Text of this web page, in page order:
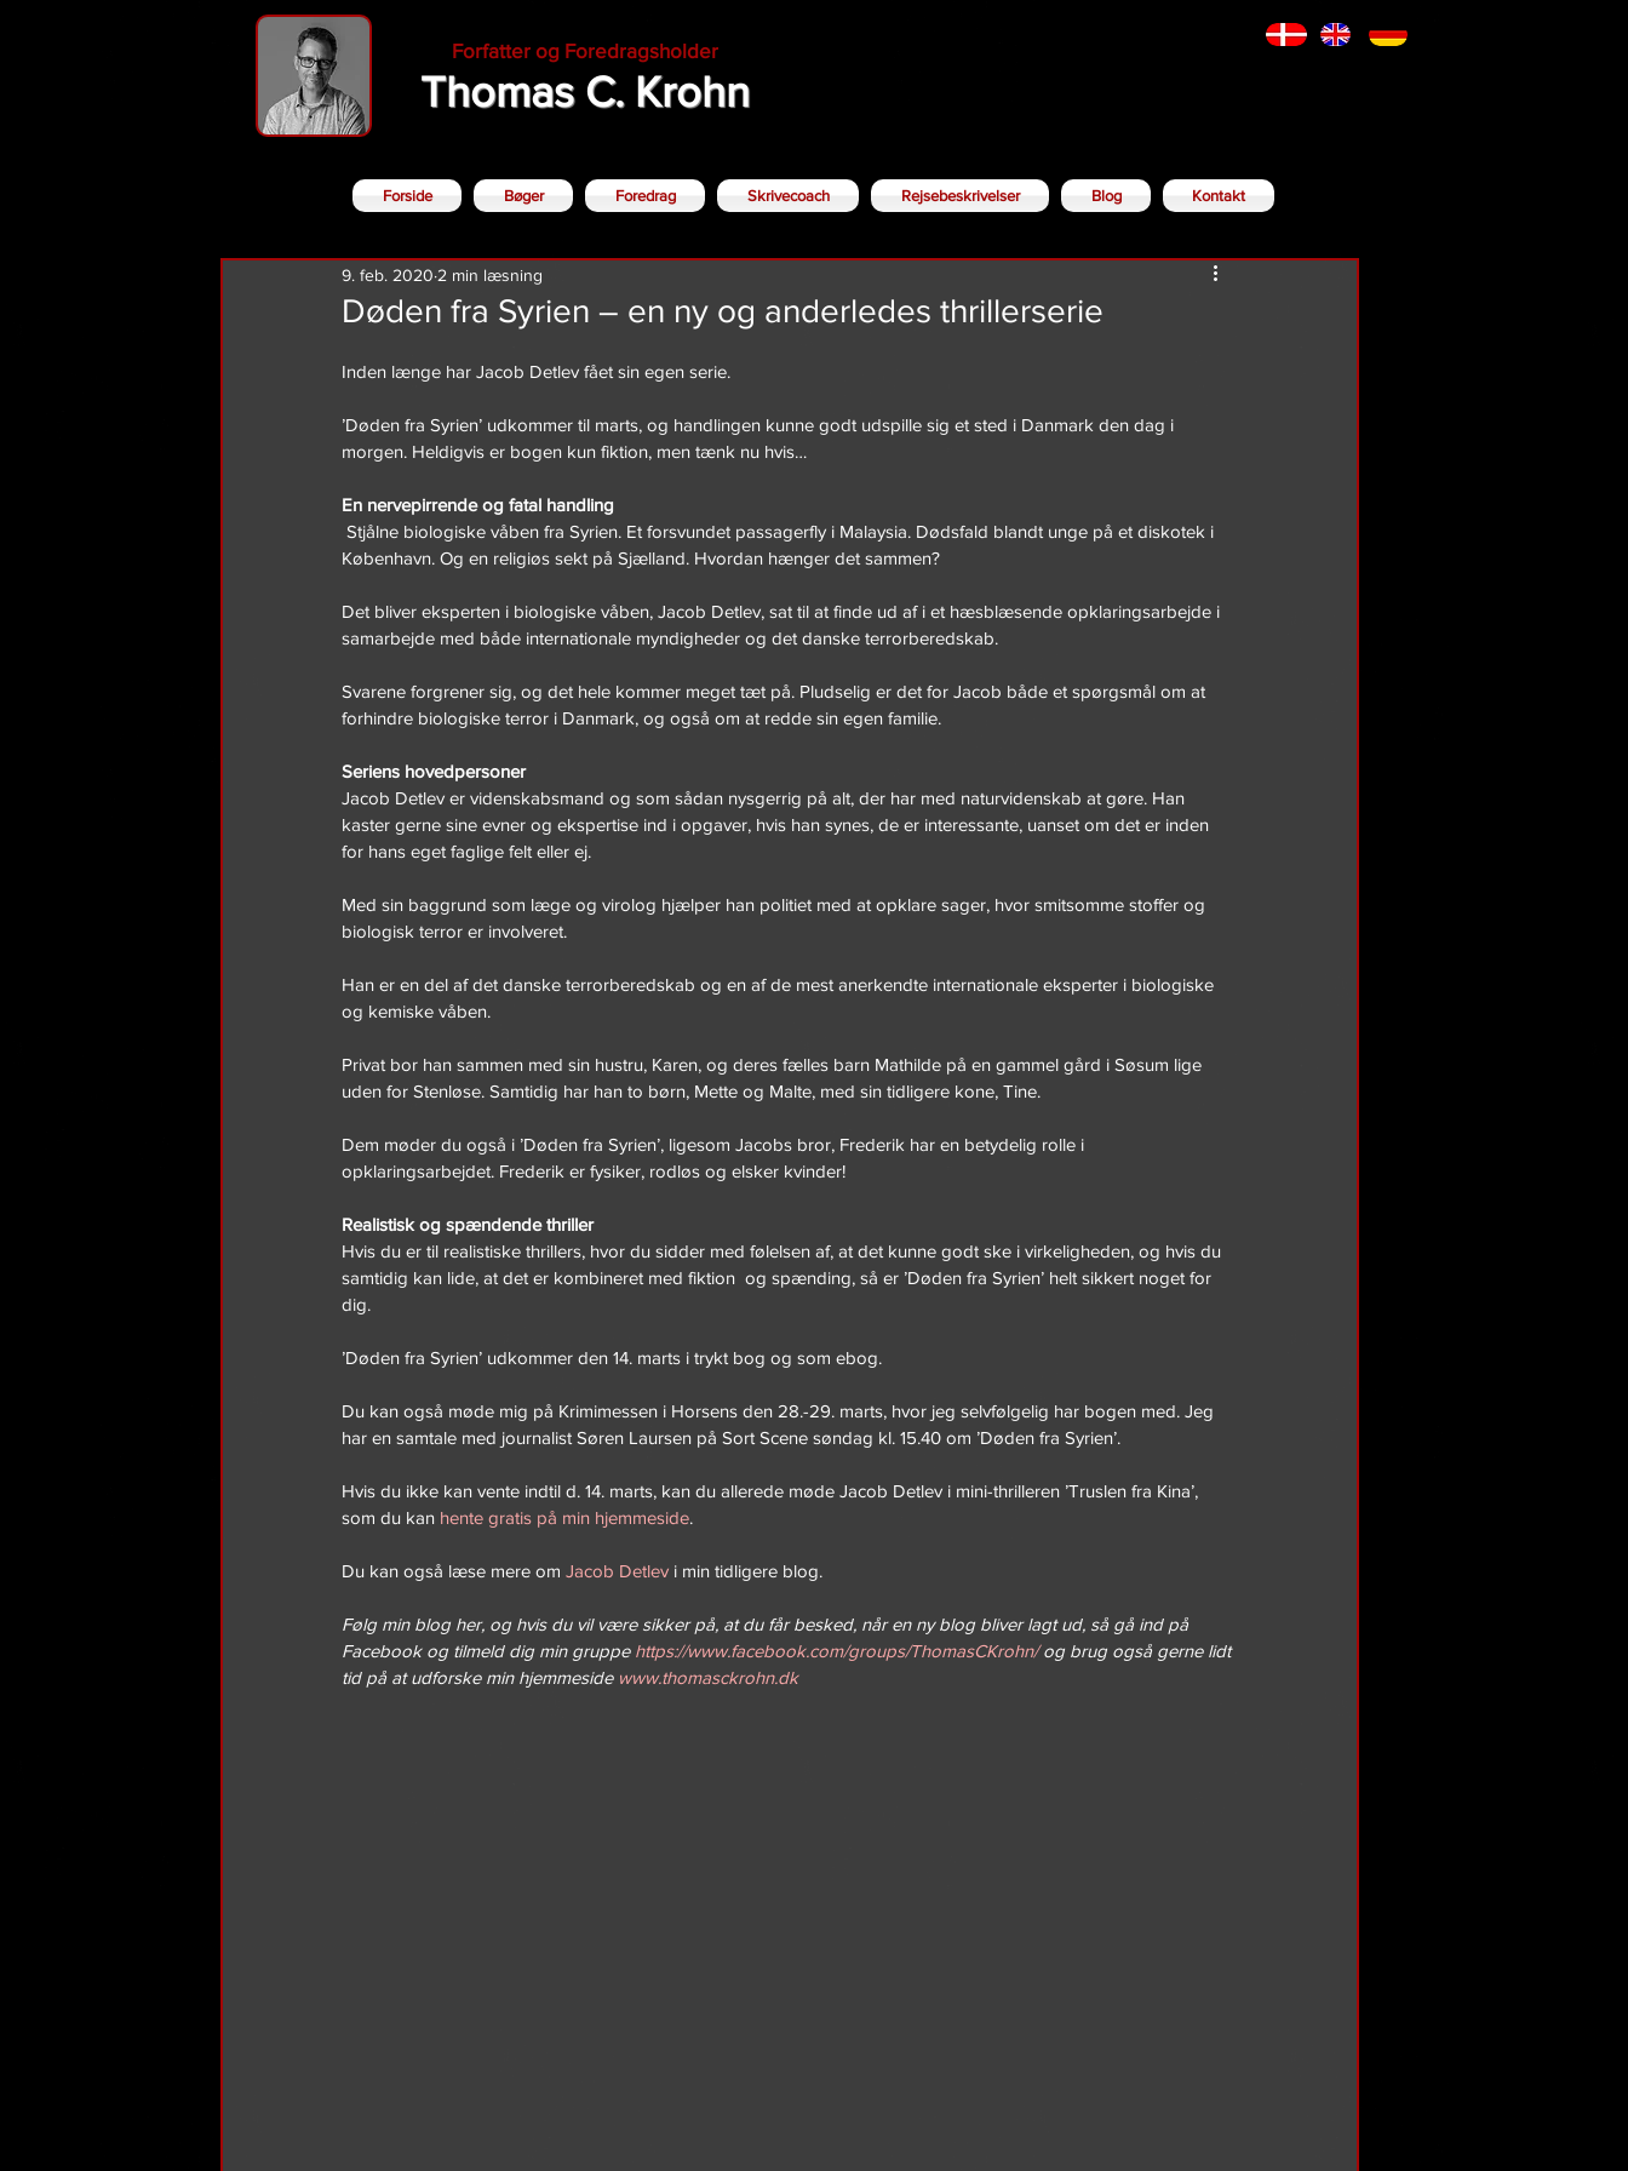
Forfatter og Foredragsholder
Thomas C. Krohn
Forside Bøger Foredrag Skrivecoach Rejsebeskrivelser Blog Kontakt
Døden fra Syrien – en ny og anderledes thrillerserie
9. feb. 2020 2 min læsning
Inden længe har Jacob Detlev fået sin egen serie.
’Døden fra Syrien’ udkommer til marts, og handlingen kunne godt udspille sig et sted i Danmark den dag i
morgen. Heldigvis er bogen kun fiktion, men tænk nu hvis…
En nervepirrende og fatal handling
København. Og en religiøs sekt på Sjælland. Hvordan hænger det sammen?
Det bliver eksperten i biologiske våben, Jacob Detlev, sat til at finde ud af i et hæsblæsende opklaringsarbejde i
samarbejde med både internationale myndigheder og det danske terrorberedskab.
Svarene forgrener sig, og det hele kommer meget tæt på. Pludselig er det for Jacob både et spørgsmål om at
forhindre biologiske terror i Danmark, og også om at redde sin egen familie.
Seriens hovedpersoner
Jacob Detlev er videnskabsmand og som sådan nysgerrig på alt, der har med naturvidenskab at gøre. Han
kaster gerne sine evner og ekspertise ind i opgaver, hvis han synes, de er interessante, uanset om det er inden
for hans eget faglige felt eller ej.
Med sin baggrund som læge og virolog hjælper han politiet med at opklare sager, hvor smitsomme stoffer og
biologisk terror er involveret.
Han er en del af det danske terrorberedskab og en af de mest anerkendte internationale eksperter i biologiske
og kemiske våben.
Privat bor han sammen med sin hustru, Karen, og deres fælles barn Mathilde på en gammel gård i Søsum lige
uden for Stenløse. Samtidig har han to børn, Mette og Malte, med sin tidligere kone, Tine.
Dem møder du også i ’Døden fra Syrien’, ligesom Jacobs bror, Frederik har en betydelig rolle i
opklaringsarbejdet. Frederik er fysiker, rodløs og elsker kvinder!
Realistisk og spændende thriller
Hvis du er til realistiske thrillers, hvor du sidder med følelsen af, at det kunne godt ske i virkeligheden, og hvis du
samtidig kan lide, at det er kombineret med fiktion  og spænding, så er ’Døden fra Syrien’ helt sikkert noget for
dig.
’Døden fra Syrien’ udkommer den 14. marts i trykt bog og som ebog.
Du kan også møde mig på Krimimessen i Horsens den 28.-29. marts, hvor jeg selvfølgelig har bogen med. Jeg
har en samtale med journalist Søren Laursen på Sort Scene søndag kl. 15.40 om ’Døden fra Syrien’.
Hvis du ikke kan vente indtil d. 14. marts, kan du allerede møde Jacob Detlev i mini-thrilleren ’Truslen fra Kina’,
som du kan hente gratis på min hjemmeside.
Du kan også læse mere om Jacob Detlev i min tidligere blog.
Følg min blog her, og hvis du vil være sikker på, at du får besked, når en ny blog bliver lagt ud, så gå ind på
Facebook og tilmeld dig min gruppe https://www.facebook.com/groups/ThomasCKrohn/ og brug også gerne lidt
tid på at udforske min hjemmeside www.thomasckrohn.dk